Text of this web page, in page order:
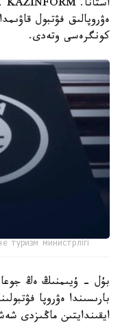
كونگرەسى وتەدى.
министрлігі
بۇل - ۇيىمنىڭ ەڭ
بارىسىندا ەۋروپا
ايقىندايتىن ماڭىزدى